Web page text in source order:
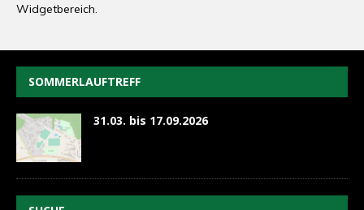
Widgetbereich.
SOMMERLAUFTREFF
31.03. bis 17.09.2026